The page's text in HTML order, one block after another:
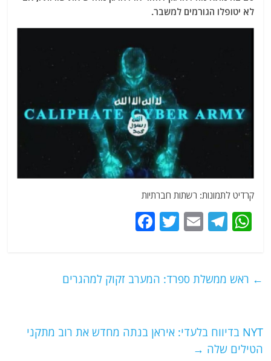
לא יטופלו הגורמים למשבר.
קרדיט לתמונות: רשתות חברתיות
W
s
p
T
g
E
l
T
er
e
o
← ראש ממשלת ספרד: המערב זקוק למהגרים
NYT בדיווח בלעדי: איראן בנתה מחדש את רוב מתקני
הטילים שלה →